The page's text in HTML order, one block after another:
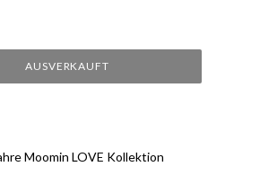
AUSVERKAUFT
Moomin LOVE Kollektion